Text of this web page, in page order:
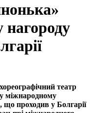
нагороду
театр
міжнародному
що проходив у Болгарії